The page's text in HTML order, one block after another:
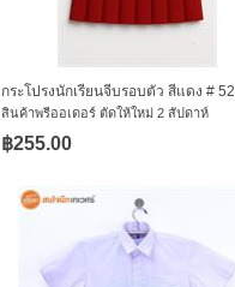
กระโปรงนักเรียนจีบรอบตัว สีแดง # 52
สินค้าพรีออเดอร์ ตัดให้ใหม่ 2 สัปดาห์
฿255.00